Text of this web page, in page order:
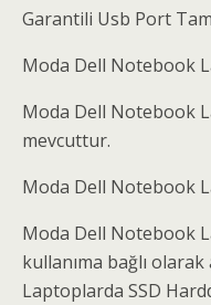
Garantili Usb Port
Moda Dell Notebook
Moda Dell Notebook
mevcuttur.
Moda Dell Notebook
Moda Dell Notebook
kullanıma bağlı
Laptoplarda SSD